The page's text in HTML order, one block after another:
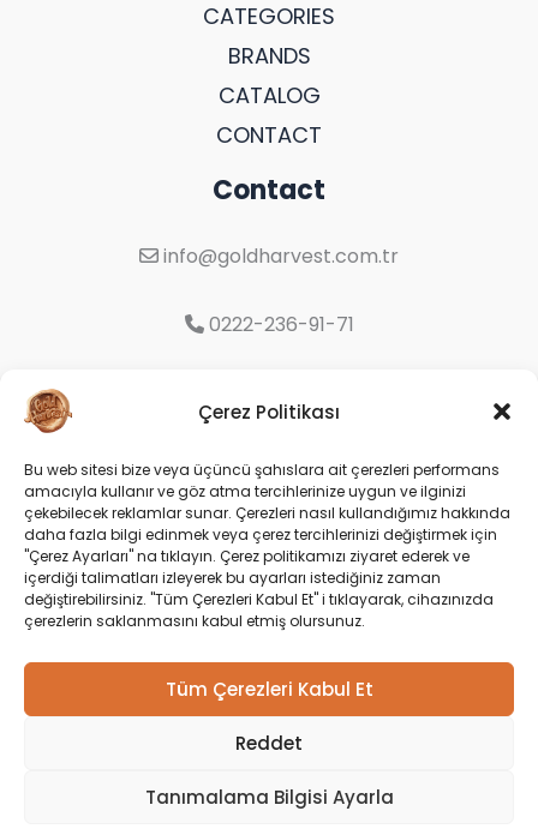
Çerez Politikası
Bu web sitesi bize veya üçüncü şahıslara ait çerezleri performans
amacıyla kullanır ve göz atma tercihlerinize uygun ve ilginizi
çekebilecek reklamlar sunar. Çerezleri nasıl kullandığımız hakkında
daha fazla bilgi edinmek veya çerez tercihlerinizi değiştirmek için
"Çerez Ayarları" na tıklayın. Çerez politikamızı ziyaret ederek ve
içerdiği talimatları izleyerek bu ayarları istediğiniz zaman
değiştirebilirsiniz. "Tüm Çerezleri Kabul Et" i tıklayarak, cihazınızda
çerezlerin saklanmasını kabul etmiş olursunuz.
Tüm Çerezleri Kabul Et
Reddet
Tanımalama Bilgisi Ayarla
CATEGORIES
BRANDS
CATALOG
CONTACT
Contact
info@goldharvest.com.tr
0222-236-91-71
Odunpazarı/Eskişehir
Social
Copyright © 2026 Gold Harvest |